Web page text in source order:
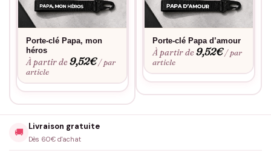
Porte-clé Papa, mon
héros
À partir de9,52€ / par
article
Porte-clé Papa d’amour
À partir de9,52€ / par
article
🚚
Livraison gratuite
Dès 60€ d'achat